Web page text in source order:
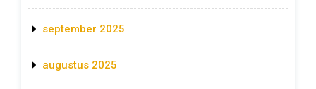
september 2025
augustus 2025